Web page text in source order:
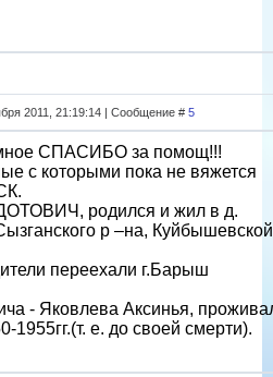
2011, 21:19:14 | Сообщение # 5
СПАСИБО за помощ!!!
с которыми пока не вяжется
родился и жил в д.
р –на, Куйбышевской
переехали г.Барыш
- Яковлева Аксинья,
1955гг.(т. е. до своей смерти).